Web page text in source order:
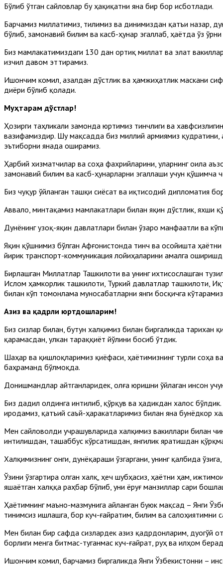
Бўлиб ўтган сайловлар бу ҳақиқатни яна бир бор исботлади.
Барчамиз миллатимиз, тилимиз ва динимиздан қатъи назар,
бўлиб, замонавий билим ва касб-ҳунар эгаллаб, ҳаётда ўз
Биз мамлакатимиздаги 130 дан ортиқ миллат ва элат
изчил давом эттирамиз.
Ишончим комил, азалдан дўстлик ва ҳамжиҳатлик маскани
диёри бўлиб қолади.
Муҳтарам дўстлар!
Ҳозирги таҳликали замонда юртимиз тинчлиги ва
вазифамиздир. Шу мақсадда биз миллий армиямиз қудратини,
эътиборни янада оширамиз.
Ҳарбий хизматчилар ва соҳа фахрийларини, уларнинг оила
замонавий билим ва касб-ҳунарларни эгаллаши учун қўшимча
Биз чуқур ўйланган ташқи сиёсат ва иқтисодий дипломатия
Аввало, минтақамиз мамлакатлари билан яқин дўстлик, яхши
Дунёнинг узоқ-яқин давлатлари билан ўзаро манфаатли ва
Яқин қўшнимиз бўлган Афғонистонда тинч ва осойишта
йирик транспорт-коммуникация лойиҳаларини амалга
Бирлашган Миллатлар Ташкилоти ва унинг ихтисослашган
Ислом ҳамкорлик ташкилоти, Туркий давлатлар ташкилоти,
билан кўп томонлама муносабатларни янги босқичга
Азиз ва қадрли юртдошларим!
Биз сизлар билан, бутун халқимиз билан биргаликда
қарамасдан, улкан тараққиёт йўлини босиб ўтдик.
Шаҳар ва қишлоқларимиз қиёфаси, ҳаётимизнинг турли соҳа
баҳраманд бўлмоқда.
Донишмандлар айтганларидек, олға юришни ўйлаган инсон
Биз дадил олдинга интилиб, қўрқув ва ҳадикдан халос
иродамиз, қатъий саъй-ҳаракатларимиз билан яна бунёдкор
Мен сайловолди учрашувларида халқимиз вакиллари билан
интилишдан, ташаббус кўрсатишдан, янгилик яратишдан
Халқимизнинг онги, дунёқараши ўзгаргани, унинг қалбида
Ўзини ўзгартира олган халқ, ҳеч шубҳасиз, ҳаётни ҳам,
яшаётган халққа раҳбар бўлиб, уни ёруғ манзиллар сари
Ҳаётимнинг маъно-мазмунига айланган буюк мақсад – Янги
тинимсиз ишлашга, бор куч-ғайратим, билим ва салоҳиятимни
Мен билан бир сафда сизлардек азиз қадрдонларим, дуогўй
борлиги менга битмас-туганмас куч-ғайрат, руҳ ва илҳом
Ишончим комил, барчамиз биргаликда Янги Ўзбекистонни –